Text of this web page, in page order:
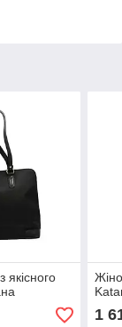
якісного
1